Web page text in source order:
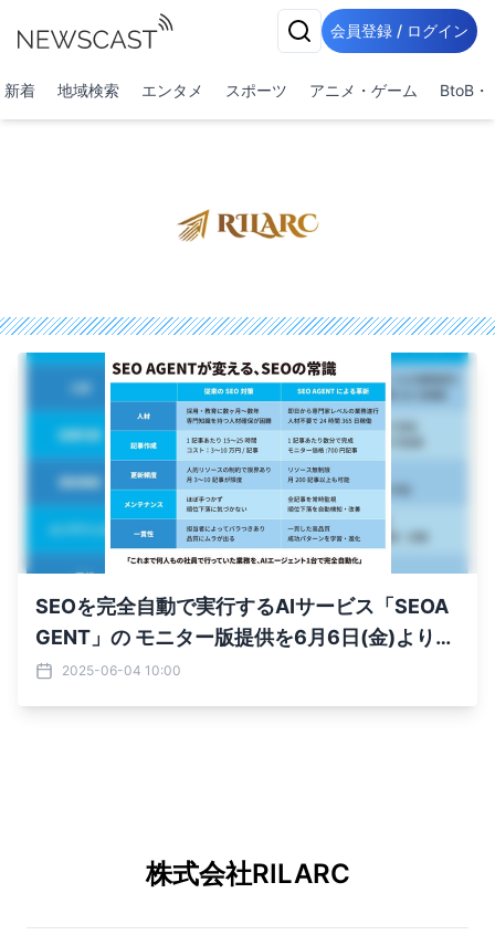
会員登録 / ログイン
新着 地域検索 エンタメ スポーツ アニメ・ゲーム BtoB・
SEOを完全自動で実行するAIサービス「SEOA
GENT」の モニター版提供を6月6日(金)より開
始 記事作成、入稿、順位のチェック・改善ま
2025-06-04 10:00
株式会社RILARC